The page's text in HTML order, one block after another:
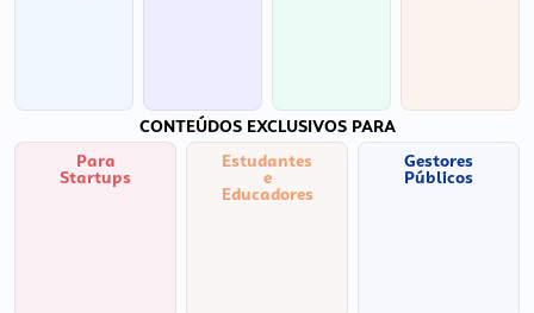
CONTEÚDOS EXCLUSIVOS PARA
Para
Startups
Estudantes
e
Educadores
Gestores
Públicos